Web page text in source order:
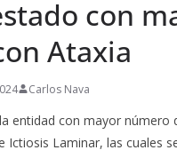
con
Ataxia
Carlos Nava
entidad con mayor
Ictiosis Laminar, las cuales